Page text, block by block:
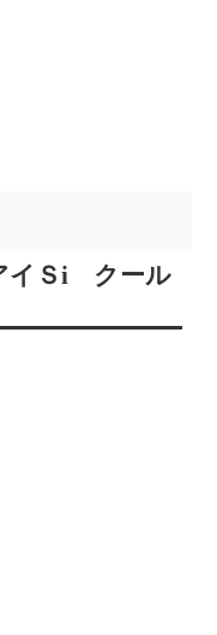
イＳi クール